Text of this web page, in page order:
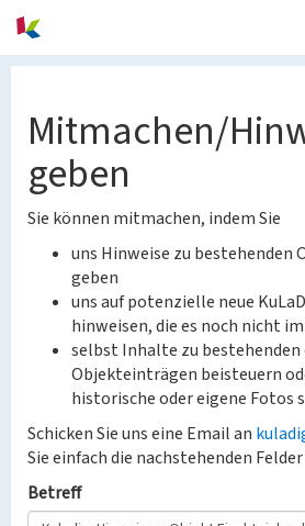
Mitmachen/
geben
Sie können mitmachen, indem Sie
uns Hinweise zu bestehenden
geben
uns auf potenzielle neue
hinweisen, die es noch nicht
selbst Inhalte zu bestehenden
Objekteinträgen beisteuern
historische oder eigene Fotos
Schicken Sie uns eine Email an
Sie einfach die nachstehenden Felder
Betreff